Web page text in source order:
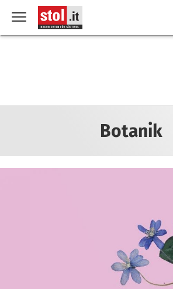
Botanik